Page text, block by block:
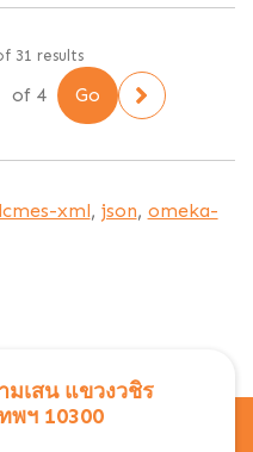
31 results
of 4
xml, json, omeka-
เสน แขวงวชิร
พฯ 10300